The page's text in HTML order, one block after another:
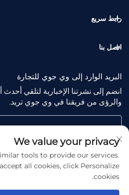
رابط سريع
اتصل بنا
البريد الوارد إلى وي جوي للتجارة
انضم إلى نشرتنا الإخبارية لتلقي أحدث
والرؤى من فريقنا في وي جوي تريد.
Subscribe
We value your privacy
tools to provide our services.
all cookies, click Personalize
cookies.